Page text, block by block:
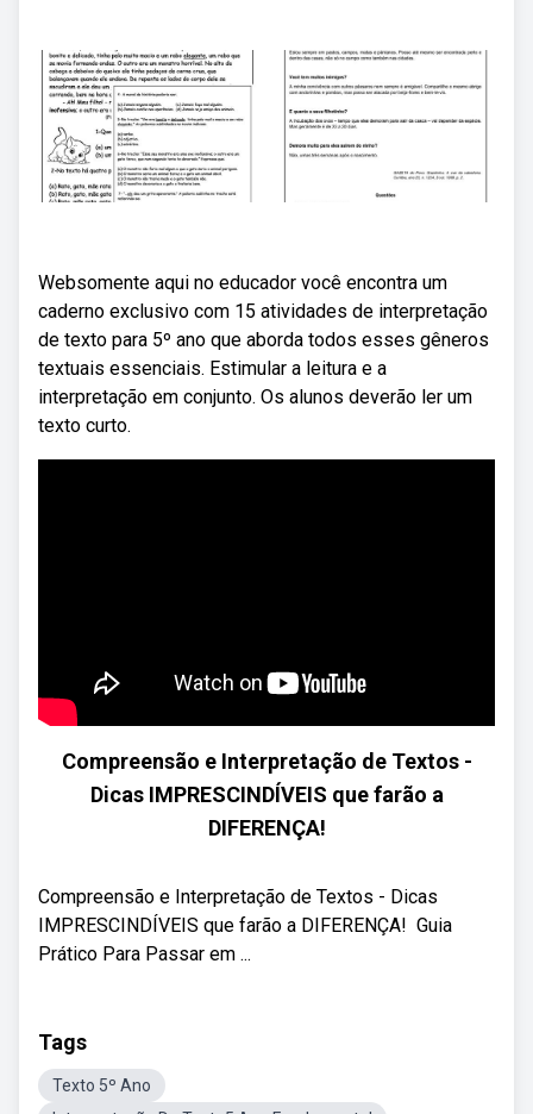
Websomente aqui no educador você encontra um
caderno exclusivo com 15 atividades de interpretação
de texto para 5º ano que aborda todos esses gêneros
textuais essenciais. Estimular a leitura e a
interpretação em conjunto. Os alunos deverão ler um
texto curto.
Compreensão e Interpretação de Textos -
Dicas IMPRESCINDÍVEIS que farão a
DIFERENÇA!
Compreensão e Interpretação de Textos - Dicas
IMPRESCINDÍVEIS que farão a DIFERENÇA! ‍ Guia
Prático Para Passar em ...
Tags
Texto 5º Ano